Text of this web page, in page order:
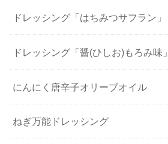
ドレッシング「はちみつサフラン」
ドレッシング「醤(ひしお)もろみ味」
にんにく唐辛子オリーブオイル
ねぎ万能ドレッシング